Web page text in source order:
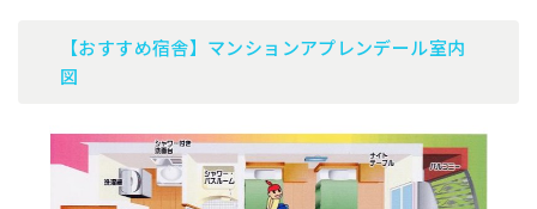
【おすすめ宿舎】マンションアプレンデール室内
図